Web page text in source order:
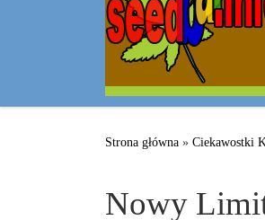
Strona główna » Ciekawostki
Nowy